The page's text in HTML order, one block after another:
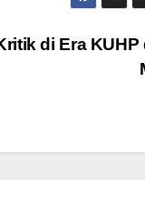
di Era KUHP